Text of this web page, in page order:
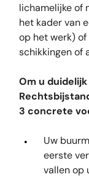
lichamelijke of
het kader van
op het werk)
schikkingen of
Om u
3 concrete
Uw
eerste
vallen op